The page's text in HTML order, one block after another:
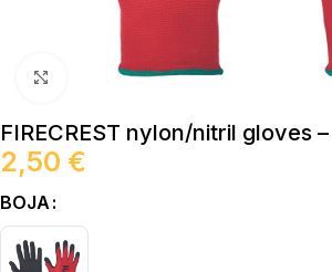
Click to enlarge
FIRECREST nylon/nitril gloves –
2,50 €
BOJA